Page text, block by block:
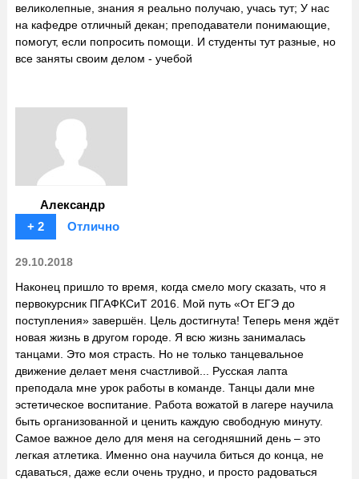
великолепные, знания я реально получаю, учась тут; У нас
на кафедре отличный декан; преподаватели понимающие,
помогут, если попросить помощи. И студенты тут разные, но
все заняты своим делом - учебой
Александр
+ 2
Отлично
29.10.2018
Наконец пришло то время, когда смело могу сказать, что я
первокурсник ПГАФКСиТ 2016. Мой путь «От ЕГЭ до
поступления» завершён. Цель достигнута! Теперь меня ждёт
новая жизнь в другом городе. Я всю жизнь занималась
танцами. Это моя страсть. Но не только танцевальное
движение делает меня счастливой... Русская лапта
преподала мне урок работы в команде. Танцы дали мне
эстетическое воспитание. Работа вожатой в лагере научила
быть организованной и ценить каждую свободную минуту.
Самое важное дело для меня на сегодняшний день – это
легкая атлетика. Именно она научила биться до конца, не
сдаваться, даже если очень трудно, и просто радоваться